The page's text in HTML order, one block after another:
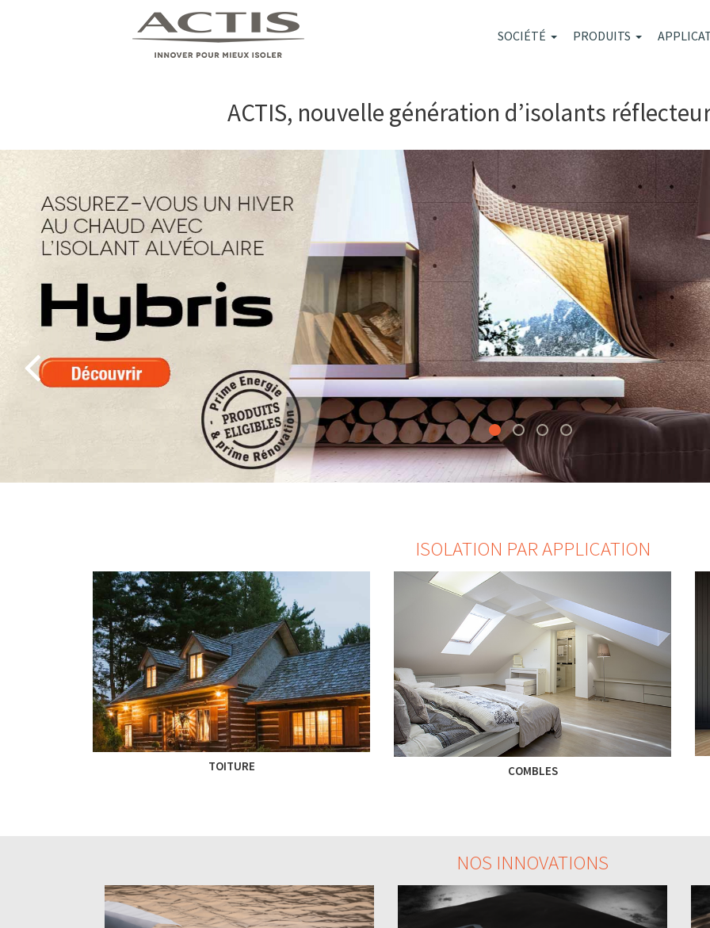
SOCIÉTÉ PRODUITS
ACTIS, nouvelle génération d’isolants
ISOLATION PAR APPLICATION
TOITURE COMBLES
NOS INNOVATIONS